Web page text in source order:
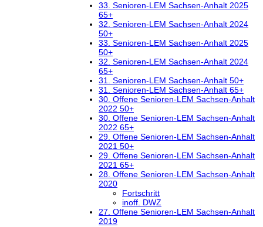
33. Senioren-LEM Sachsen-Anhalt 2025
65+
32. Senioren-LEM Sachsen-Anhalt 2024
50+
33. Senioren-LEM Sachsen-Anhalt 2025
50+
32. Senioren-LEM Sachsen-Anhalt 2024
65+
31. Senioren-LEM Sachsen-Anhalt 50+
31. Senioren-LEM Sachsen-Anhalt 65+
30. Offene Senioren-LEM Sachsen-Anhalt
2022 50+
30. Offene Senioren-LEM Sachsen-Anhalt
2022 65+
29. Offene Senioren-LEM Sachsen-Anhalt
2021 50+
29. Offene Senioren-LEM Sachsen-Anhalt
2021 65+
28. Offene Senioren-LEM Sachsen-Anhalt
2020
Fortschritt
inoff. DWZ
27. Offene Senioren-LEM Sachsen-Anhalt
2019